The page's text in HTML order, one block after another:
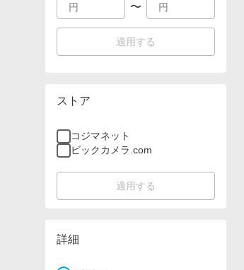
〜
適用する
ストア
コジマネット
ビックカメラ.com
適用する
詳細